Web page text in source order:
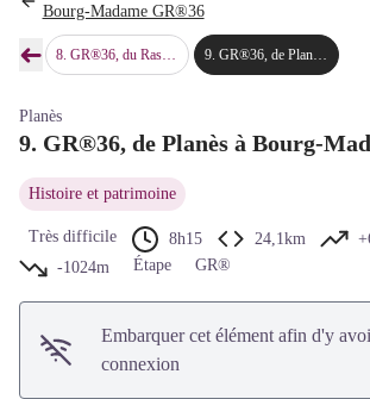
Bourg-Madame GR®36
➜Étape précédente
8. GR®36, du Ras de la Carançà à Planès 9.GR®36, de Planès à Bourg-Madame
Planès
9. GR®36, de Planès à Bourg-
Histoire et patrimoine
Très difficile 8h15 24,1km
-1024m
Étape GR®
Embarquer cet élément afin d'y
connexion